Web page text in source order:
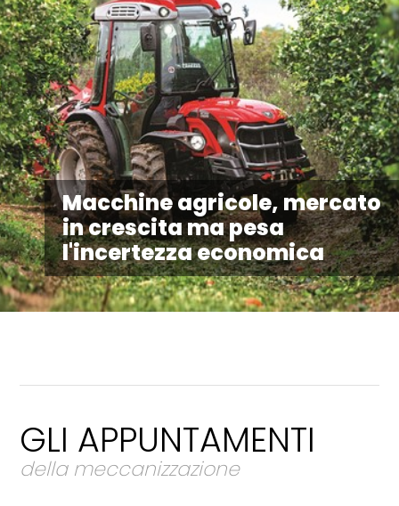
Macchine agricole, mercato
in crescita ma pesa
l'incertezza economica
GLI APPUNTAMENTI
della meccanizzazione